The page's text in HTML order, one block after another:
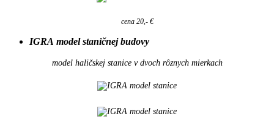
cena 20,- €
IGRA model staničnej budovy
model haličskej stanice v dvoch rôznych mierkach